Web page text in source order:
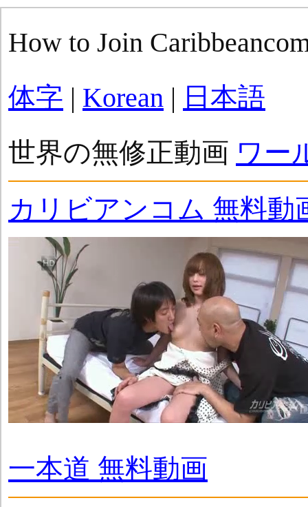
How to Join
体字 | Korean | 日本語
世界の無修正動画 ワー
カリビアンコム 無料動
一本道 無料動画